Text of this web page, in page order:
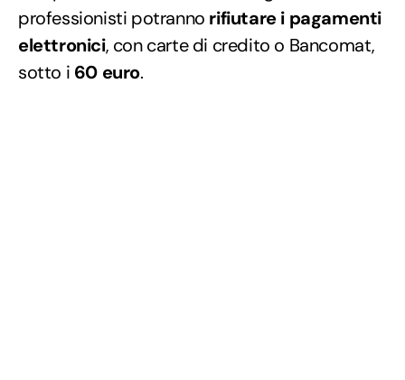
professionisti potranno rifiutare i pagamenti
elettronici, con carte di credito o Bancomat,
sotto i 60 euro.